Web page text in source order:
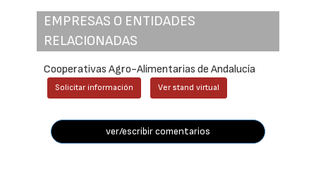
EMPRESAS O ENTIDADES
RELACIONADAS
Cooperativas Agro-Alimentarias de Andalucía
Solicitar información Ver stand virtual
ver/escribir comentarios